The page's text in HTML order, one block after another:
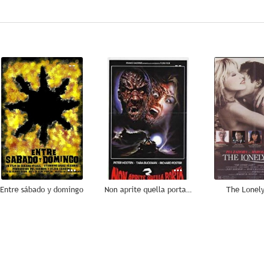
--
Entre sábado y domingo
--
Non aprite quella porta 3 (Night Killer) The